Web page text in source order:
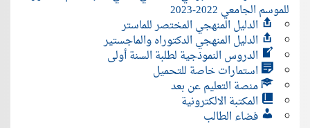
للموسم الجامعي 2022-2023
الدليل المنهجي المختصر للماستر
الدليل المنهجي الدكتوراه والماجستير
الدروس النموذجية لطلبة السنة أولى
استمارات خاصة للتحميل
منصة التعليم عن بعد
المكتبة الالكترونية
فضاء الطالب